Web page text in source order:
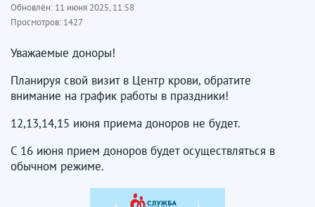
Обновлён: 11 июня 2025, 11:58
Просмотров: 1427
Уважаемые доноры!
Планируя свой визит в Центр крови, обратите
внимание на график работы в праздники!
12,13,14,15 июня приема доноров не будет.
С 16 июня прием доноров будет осуществляться в
обычном режиме.